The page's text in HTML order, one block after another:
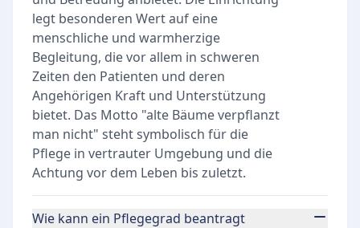
Pflegebedürftige und ihre Angehörigen
informieren, beraten und koordinieren, damit
eine bedarfsgerechte und qualifizierte Pflege
gewährleistet ist.
legt besonderen Wert auf eine
menschliche und warmherzige
Begleitung, die vor allem in schweren
Zeiten den Patienten und deren
Angehörigen Kraft und Unterstützung
bietet. Das Motto "alte Bäume verpflanzt
man nicht" steht symbolisch für die
Pflege in vertrauter Umgebung und die
Achtung vor dem Leben bis zuletzt.
Wie kann ein Pflegegrad beantragt